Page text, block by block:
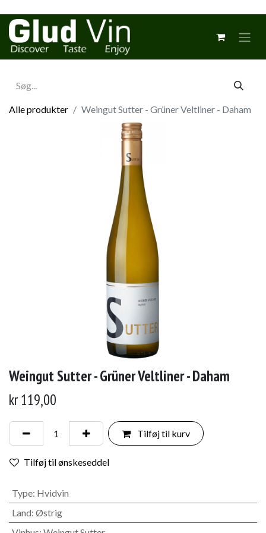
Alle produkter Weingut Sutter - Grüner Veltliner - Daham
Weingut Sutter - Grüner Veltliner - Daham
kr119,00
Tilføj til kurv
Tilføj til ønskeseddel
Type: Hvidvin
Land: Østrig